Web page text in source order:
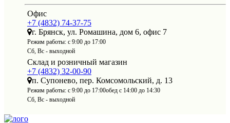
Офис
+7 (4832) 74-37-75
г. Брянск, ул. Ромашина, дом 6, офис 7
Режим работы: с 9:00 до 17:00
Сб, Вс - выходной
Склад и розничный магазин
+7 (4832) 32-00-90
п. Супонево, пер. Комсомольский, д. 13
Режим работы: с 9:00 до 17:00обед с 14:00 до 14:30
Сб, Вс - выходной